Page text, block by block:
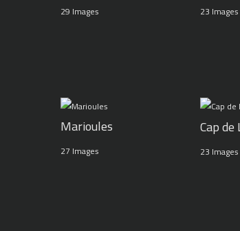
29 Images 23 Images
Marioules
27 Images
Cap
23 Images